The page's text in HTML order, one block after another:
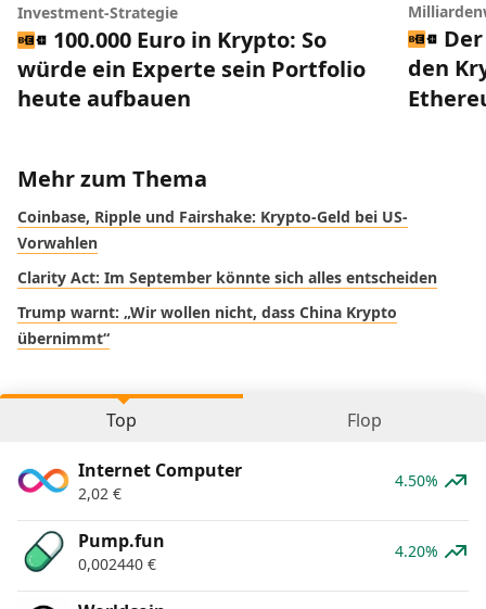
Investment-Strategie
100.000 Euro in Krypto: So
würde ein Experte sein Portfolio
heute aufbauen
den
Mehr zum Thema
Coinbase, Ripple und Fairshake: Krypto-Geld bei US-
Vorwahlen
Clarity Act: Im September könnte sich alles entscheiden
Trump warnt: „Wir wollen nicht, dass China Krypto
übernimmt“
Top Flop
Internet Computer
2,02 €
4.50%
Pump.fun
0,002440 €
4.20%